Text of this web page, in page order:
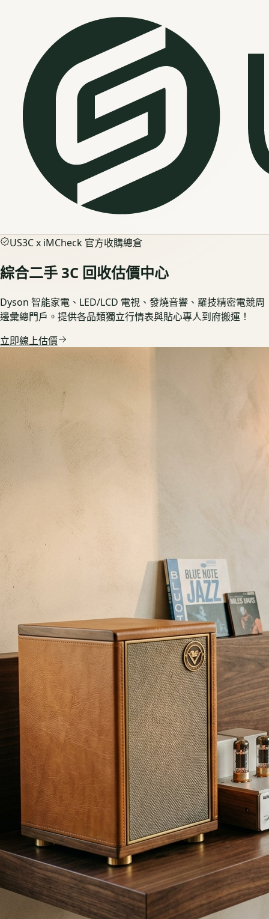
US3C x iMCheck 官方收購總倉
綜合二手 3C 回收估價中心
Dyson 智能家電、LED/LCD 電視、發燒音響、羅技精密電競周
邊彙總門戶。提供各品類獨立行情表與貼心專人到府搬運！
立即線上估價